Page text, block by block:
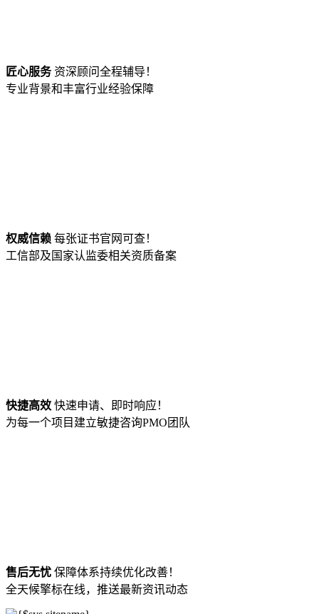
匠心服务资深顾问全程辅导！
专业背景和丰富行业经验保障
权威信赖 每张证书官网可查！
工信部及国家认监委相关资质备案
快捷高效 快速申请、即时响应！
为每一个项目建立敏捷咨询PMO团队
售后无忧 保障体系持续优化改善！
全天候擎标在线，推送最新资讯动态